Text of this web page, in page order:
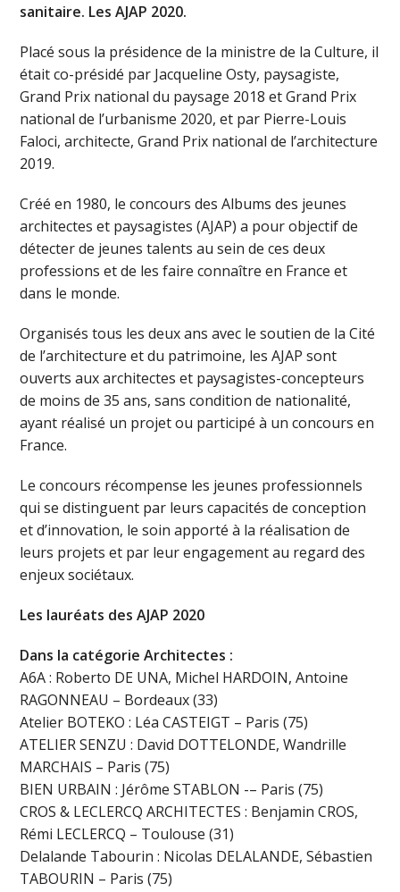
sanitaire. Les AJAP 2020.
Placé sous la présidence de la ministre de la Culture, il
était co-présidé par Jacqueline Osty, paysagiste,
Grand Prix national du paysage 2018 et Grand Prix
national de l’urbanisme 2020, et par Pierre-Louis
Faloci, architecte, Grand Prix national de l’architecture
2019.
Créé en 1980, le concours des Albums des jeunes
architectes et paysagistes (AJAP) a pour objectif de
détecter de jeunes talents au sein de ces deux
professions et de les faire connaître en France et
dans le monde.
Organisés tous les deux ans avec le soutien de la Cité
de l’architecture et du patrimoine, les AJAP sont
ouverts aux architectes et paysagistes-concepteurs
de moins de 35 ans, sans condition de nationalité,
ayant réalisé un projet ou participé à un concours en
France.
Le concours récompense les jeunes professionnels
qui se distinguent par leurs capacités de conception
et d’innovation, le soin apporté à la réalisation de
leurs projets et par leur engagement au regard des
enjeux sociétaux.
Les lauréats des AJAP 2020
Dans la catégorie Architectes :
A6A : Roberto DE UNA, Michel HARDOIN, Antoine
RAGONNEAU – Bordeaux (33)
Atelier BOTEKO : Léa CASTEIGT – Paris (75)
ATELIER SENZU : David DOTTELONDE, Wandrille
MARCHAIS – Paris (75)
BIEN URBAIN : Jérôme STABLON -– Paris (75)
CROS & LECLERCQ ARCHITECTES : Benjamin CROS,
Rémi LECLERCQ – Toulouse (31)
Delalande Tabourin : Nicolas DELALANDE, Sébastien
TABOURIN – Paris (75)